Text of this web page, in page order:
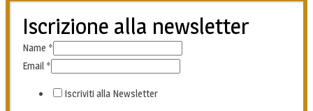
Iscrizione alla newsletter
Name *
Email *
Iscriviti alla Newsletter